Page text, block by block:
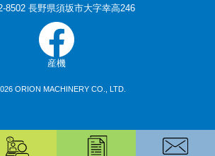
8502 長野県須坂市大字幸高246
産機
ORION MACHINERY CO., LTD.